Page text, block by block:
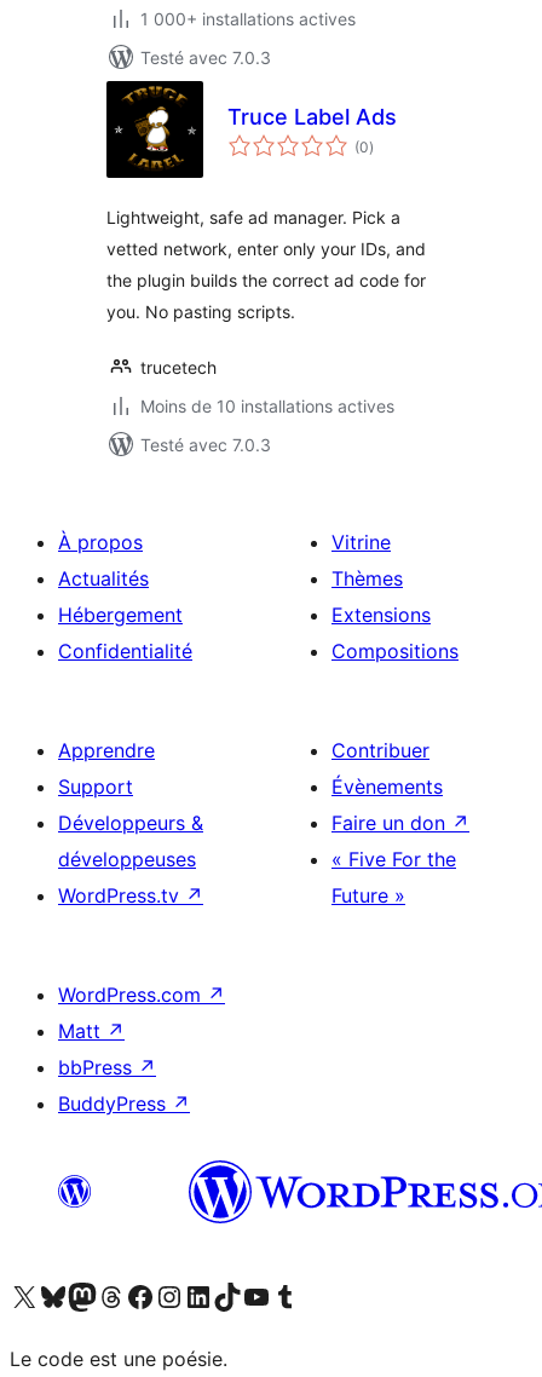
1 000+ installations actives
Testé avec 7.0.3
Truce Label Ads
(0notes
en
)
Lightweight, safe ad manager. Pick a
vetted network, enter only your IDs, and
the plugin builds the correct ad code for
you. No pasting scripts.
trucetech
Moins de 10 installations actives
Testé avec 7.0.3
À propos
Actualités
Hébergement
Confidentialité
Vitrine
Thèmes
Extensions
Compositions
Apprendre
Support
Développeurs &
développeuses
WordPress.tv ↗
Contribuer
Évènements
Faire un don ↗
« Five For the
Future »
WordPress.com ↗
Matt ↗
bbPress ↗
BuddyPress ↗
Visitez notre compte X (précédemment Twitter)
Visiter notre compte Bluesky
Visiter notre compte Mastodon
Visiter notre compte Threads
Consulter notre compte Facebook
Consulter notre compte Instagram
Consulter notre compte LinkedIn
Visiter notre compte TokTok
Visiter notre chaîne YouTube
Visiter notre compte Tumblr
Le code est une poésie.